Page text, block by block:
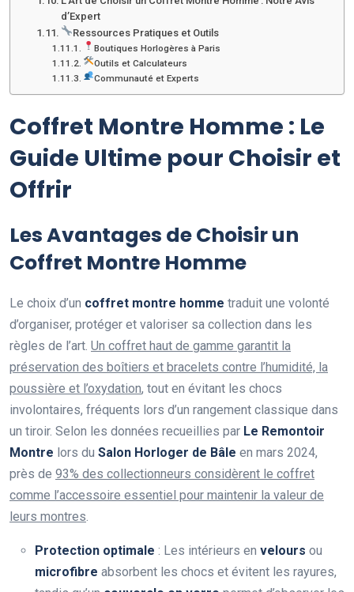
d’Expert
Ressources Pratiques et Outils
Boutiques Horlogères à Paris
Outils et Calculateurs
Communauté et Experts
Coffret Montre Homme : Le
Guide Ultime pour Choisir et
Offrir
Les Avantages de Choisir un
Coffret Montre Homme
Le choix d’un coffret montre homme traduit une volonté
d’organiser, protéger et valoriser sa collection dans les
règles de l’art. Un coffret haut de gamme garantit la
préservation des boîtiers et bracelets contre l’humidité, la
poussière et l’oxydation, tout en évitant les chocs
involontaires, fréquents lors d’un rangement classique dans
un tiroir. Selon les données recueillies par Le Remontoir
Montre lors du Salon Horloger de Bâle en mars 2024,
près de 93% des collectionneurs considèrent le coffret
comme l’accessoire essentiel pour maintenir la valeur de
leurs montres
Protection optimale : Les intérieurs en velours ou
microfibre absorbent les chocs et évitent les rayures,